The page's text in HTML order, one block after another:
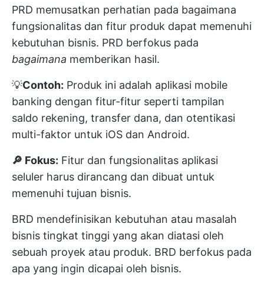
PRD memusatkan perhatian pada bagaimana
fungsionalitas dan fitur produk dapat memenuhi
kebutuhan bisnis. PRD berfokus pada
bagaimana memberikan hasil.
💡Contoh: Produk ini adalah aplikasi mobile
banking dengan fitur-fitur seperti tampilan
saldo rekening, transfer dana, dan otentikasi
multi-faktor untuk iOS dan Android.
🔎 Fokus: Fitur dan fungsionalitas aplikasi
seluler harus dirancang dan dibuat untuk
memenuhi tujuan bisnis.
BRD mendefinisikan kebutuhan atau masalah
bisnis tingkat tinggi yang akan diatasi oleh
sebuah proyek atau produk. BRD berfokus pada
apa yang ingin dicapai oleh bisnis.